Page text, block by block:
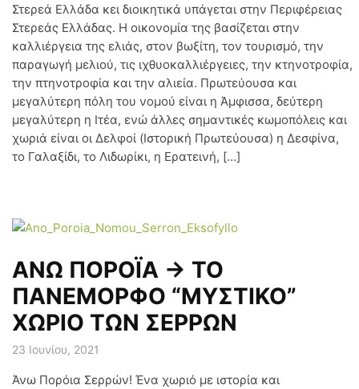
Στερεά Ελλάδα κει διοικητικά υπάγεται στην Περιφέρειας
Στερεάς Ελλάδας. Η οικονομία της βασίζεται στην
καλλιέργεια της ελιάς, στον βωξίτη, τον τουρισμό, την
παραγωγή μελιού, τις ιχθυοκαλλιέργειες, την κτηνοτροφία,
την πτηνοτροφία και την αλιεία. Πρωτεύουσα και
μεγαλύτερη πόλη του νομού είναι η Άμφισσα, δεύτερη
μεγαλύτερη η Ιτέα, ενώ άλλες σημαντικές κωμοπόλεις και
χωριά είναι οι Δελφοί (Ιστορική Πρωτεύουσα) η Δεσφίνα,
το Γαλαξίδι, το Λιδωρίκι, η Ερατεινή, […]
ΑΝΩ ΠΟΡΟΪΑ → ΤΟ
ΠΑΝΕΜΟΡΦΟ “ΜΥΣΤΙΚΟ”
ΧΩΡΙΟ ΤΩΝ ΣΕΡΡΩΝ
23 Ιουνίου, 2021
Άνω Πορόια Σερρών! Ένα χωριό με ιστορία και